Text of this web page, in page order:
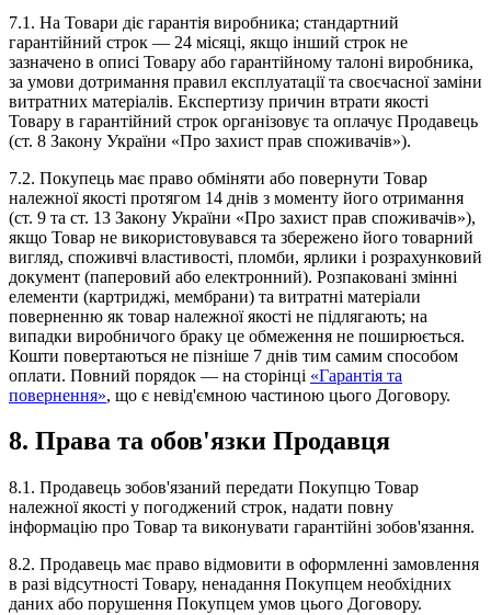
7.1. На Товари діє гарантія виробника; стандартний
гарантійний строк — 24 місяці, якщо інший строк не
зазначено в описі Товару або гарантійному талоні виробника,
за умови дотримання правил експлуатації та своєчасної заміни
витратних матеріалів. Експертизу причин втрати якості
Товару в гарантійний строк організовує та оплачує Продавець
(ст. 8 Закону України «Про захист прав споживачів»).
7.2. Покупець має право обміняти або повернути Товар
належної якості протягом 14 днів з моменту його отримання
(ст. 9 та ст. 13 Закону України «Про захист прав споживачів»),
якщо Товар не використовувався та збережено його товарний
вигляд, споживчі властивості, пломби, ярлики і розрахунковий
документ (паперовий або електронний). Розпаковані змінні
елементи (картриджі, мембрани) та витратні матеріали
поверненню як товар належної якості не підлягають; на
випадки виробничого браку це обмеження не поширюється.
Кошти повертаються не пізніше 7 днів тим самим способом
оплати. Повний порядок — на сторінці «Гарантія та
повернення», що є невід'ємною частиною цього Договору.
8. Права та обов'язки Продавця
8.1. Продавець зобов'язаний передати Покупцю Товар
належної якості у погоджений строк, надати повну
інформацію про Товар та виконувати гарантійні зобов'язання.
8.2. Продавець має право відмовити в оформленні замовлення
в разі відсутності Товару, ненадання Покупцем необхідних
даних або порушення Покупцем умов цього Договору.